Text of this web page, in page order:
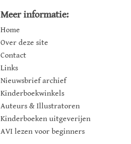
Meer informatie:
Home
Over deze site
Contact
Links
Nieuwsbrief archief
Kinderboekwinkels
Auteurs & Illustratoren
Kinderboeken uitgeverijen
AVI lezen voor beginners